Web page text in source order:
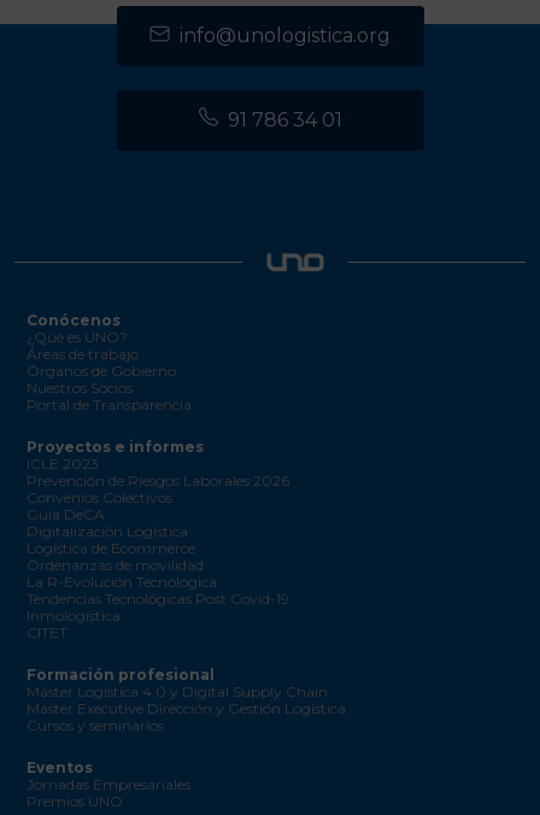
info@unologistica.org
91 786 34 01
Conócenos
¿Qué es UNO?
Áreas de trabajo
Órganos de Gobierno
Nuestros Socios
Portal de Transparencia
Proyectos e informes
ICLE 2023
Prevención de Riesgos Laborales 2026
Convenios Colectivos
Guía DeCA
Digitalización Logística
Logística de Ecommerce
Ordenanzas de movilidad
La R-Evolución Tecnológica
Tendencias Tecnológicas Post Covid-19
Inmologística
CITET
Formación profesional
Máster Logística 4.0 y Digital Supply Chain
Máster Executive Dirección y Gestión Logística
Cursos y seminarios
Eventos
Jornadas Empresariales
Premios UNO